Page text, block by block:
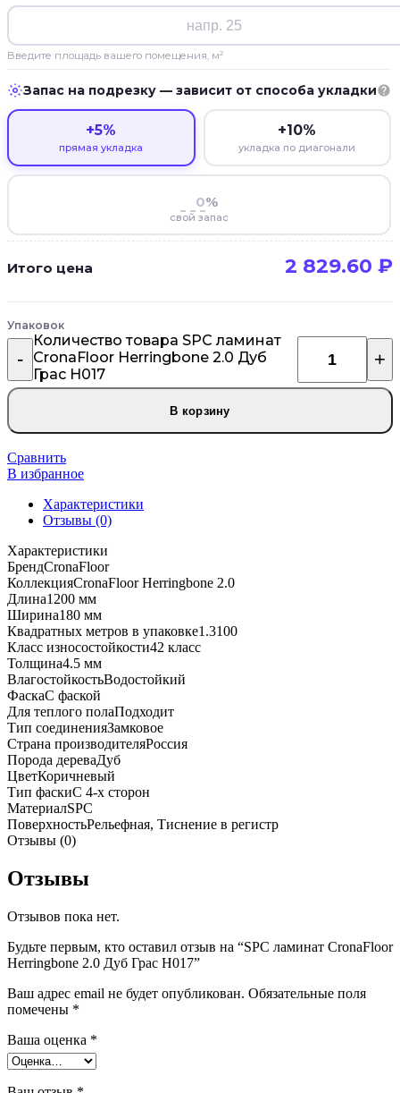
Введите площадь вашего помещения, м²
Запас на подрезку — зависит от способа укладки
+5%
прямая укладка
+10%
укладка по диагонали
%
свой запас
Итого цена 2 829.60 ₽
Упаковок
Количество товара SPC ламинат
CronaFloor Herringbone 2.0 Дуб
Грас H017
В корзину
Сравнить
В избранное
Характеристики
Отзывы (0)
Характеристики
БрендCronaFloor
КоллекцияCronaFloor Herringbone 2.0
Длина1200 мм
Ширина180 мм
Квадратных метров в упаковке1.3100
Класс износостойкости42 класс
Толщина4.5 мм
ВлагостойкостьВодостойкий
ФаскаС фаской
Для теплого полаПодходит
Тип соединенияЗамковое
Страна производителяРоссия
Порода дереваДуб
ЦветКоричневый
Тип фаскиС 4-х сторон
МатериалSPC
ПоверхностьРельефная, Тиснение в регистр
Отзывы (0)
Отзывы
Отзывов пока нет.
Будьте первым, кто оставил отзыв на “SPC ламинат CronaFloor
Herringbone 2.0 Дуб Грас H017”
Ваш адрес email не будет опубликован. Обязательные поля
помечены *
Ваша оценка *